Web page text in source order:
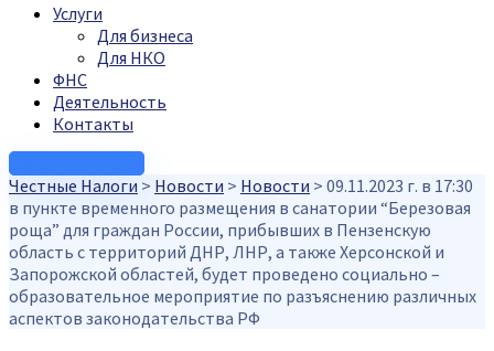
Услуги
Для бизнеса
Для НКО
ФНС
Деятельность
Контакты
Честные Налоги > Новости > Новости > 09.11.2023 г. в 17:30
в пункте временного размещения в санатории “Березовая
роща” для граждан России, прибывших в Пензенскую
область с территорий ДНР, ЛНР, а также Херсонской и
Запорожской областей, будет проведено социально –
образовательное мероприятие по разъяснению различных
аспектов законодательства РФ